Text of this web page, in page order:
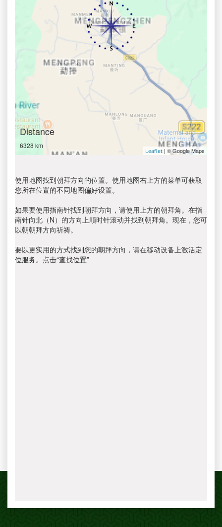
Distance
6328 km
Leaflet | © Google Maps
使用地图找到朝拜方向的位置。使用地图右上方的菜单可获取
您所在位置的不同地图偏好设置。
如果要使用指南针找到朝拜方向，请使用上方的朝拜角。在指
南针向北（N）的方向上顺时针滚动并找到朝拜角。现在，您可
以朝朝拜方向祈祷。
要以更实用的方式找到您的朝拜方向，请在移动设备上激活定
位服务。点击“查找位置”